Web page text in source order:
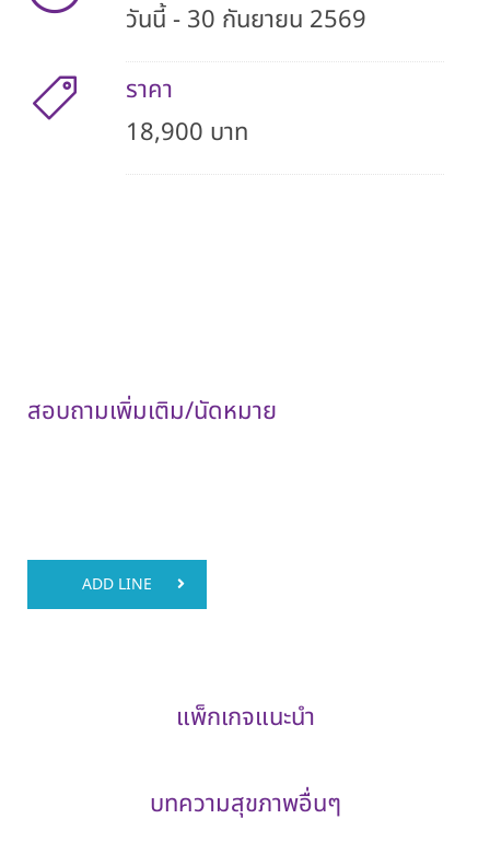
วันนี้ - 30 กันยายน 2569
ราคา
18,900 บาท
สอบถามเพิ่มเติม/นัดหมาย
ADD LINE
แพ็กเกจแนะนำ
บทความสุขภาพอื่นๆ